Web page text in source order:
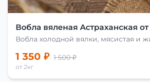
Вобла вяленая Астраханская от
Вобла холодной вялки, мясистая и
1 350 ₽ 1 500 ₽
от 2кг